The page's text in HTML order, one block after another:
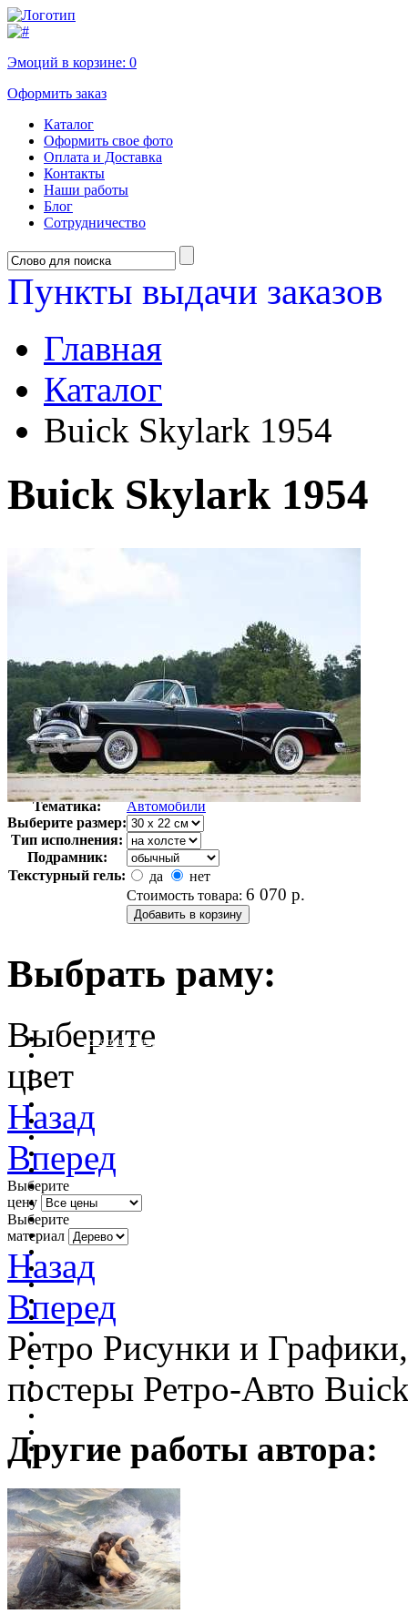
Эмоций в корзине: 0
Оформить заказ
Каталог
Оформить свое фото
Оплата и Доставка
Контакты
Наши работы
Блог
Сотрудничество
Пункты выдачи заказов
Главная
Каталог
Buick Skylark 1954
Buick Skylark 1954
Автор:
Неизвестно
Арт-стиль
Ретро-Фотографии
Тематика:
Автомобили
Выберите размер:
Тип исполнения:
Подрамник:
Текстурный гель:
да
нет
Стоимость товара: 6 070 р.
Выбрать раму:
очистить фильтр цвета
Выберите
цвет
Назад
Вперед
Выберите
цену
Выберите
материал
Назад
Вперед
Ретро Рисунки и
постеры Ретро-Авто
Другие работы автора: